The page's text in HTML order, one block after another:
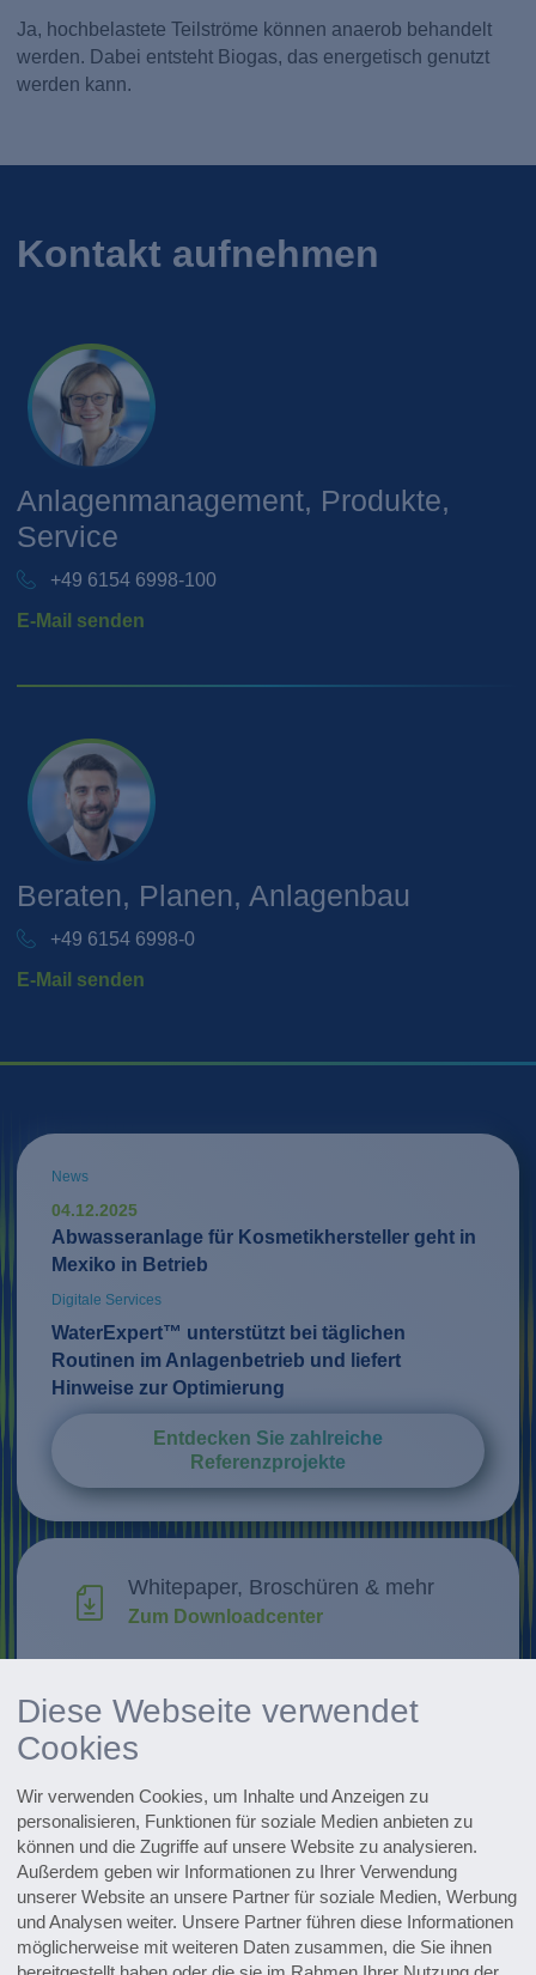
Diese Webseite verwendet
Cookies
Wir verwenden Cookies, um Inhalte und Anzeigen zu
personalisieren, Funktionen für soziale Medien anbieten zu
können und die Zugriffe auf unsere Website zu analysieren.
Außerdem geben wir Informationen zu Ihrer Verwendung
unserer Website an unsere Partner für soziale Medien, Werbung
und Analysen weiter. Unsere Partner führen diese Informationen
möglicherweise mit weiteren Daten zusammen, die Sie ihnen
Ja, hochbelastete Teilströme können anaerob behandelt
werden. Dabei entsteht Biogas, das energetisch genutzt
werden kann.
Kontakt aufnehmen
Anlagenmanagement, Produkte,
Service
+49 6154 6998-100
E-Mail senden
Beraten, Planen, Anlagenbau
+49 6154 6998-0
E-Mail senden
News
04.12.2025
Abwasseranlage für Kosmetikhersteller geht in
Mexiko in Betrieb
Digitale Services
WaterExpert™ unterstützt bei täglichen
Routinen im Anlagenbetrieb und liefert
Hinweise zur Optimierung
Entdecken Sie zahlreiche
Referenzprojekte
Whitepaper, Broschüren & mehr
Zum Downloadcenter
Innovationen entdecken
Zu den Terminen
Zum Pharmaceutical Newsletter
anmelden